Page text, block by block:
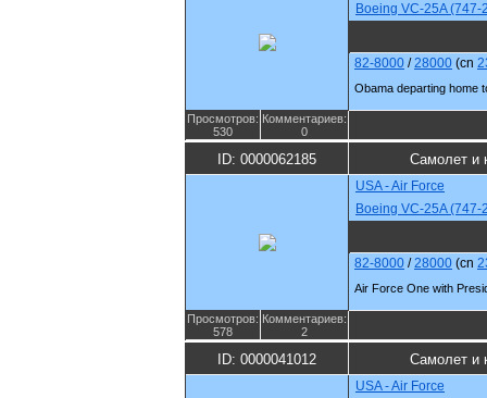
Boeing VC-25A (747-
82-8000 /28000 (cn
Obama departing home
Просмотров:
530
Комментариев:
0
ID: 0000062185 Самолет и
USA - Air Force
Boeing VC-25A (747-
82-8000 /28000 (cn
Air Force One with
Просмотров:
578
Комментариев:
2
ID: 0000041012 Самолет и
USA - Air Force